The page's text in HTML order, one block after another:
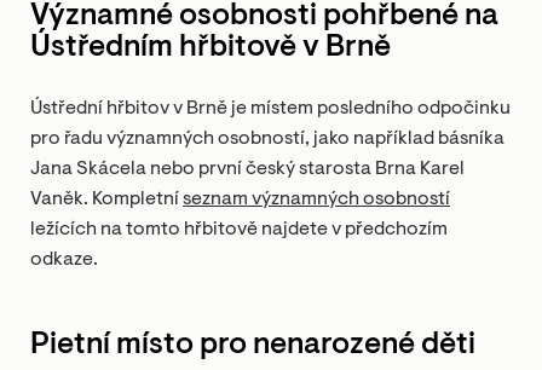
Významné osobnosti pohřbené na
Ústředním hřbitově v Brně
Ústřední hřbitov v Brně je místem posledního odpočinku
pro řadu významných osobností, jako například básníka
Jana Skácela nebo první český starosta Brna Karel
Vaněk. Kompletní seznam významných osobností
ležících na tomto hřbitově najdete v předchozím
odkaze.
Pietní místo pro nenarozené děti